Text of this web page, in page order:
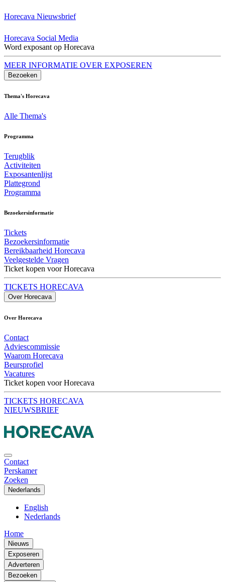
Horecava Nieuwsbrief
Horecava Social Media
Word exposant op Horecava
MEER INFORMATIE OVER EXPOSEREN
Bezoeken
Thema's Horecava
Alle Thema's
Programma
Terugblik
Activiteiten
Exposantenlijst
Plattegrond
Programma
Bezoekersinformatie
Tickets
Bezoekersinformatie
Bereikbaarheid Horecava
Veelgestelde Vragen
Ticket kopen voor Horecava
TICKETS HORECAVA
Over Horecava
Over Horecava
Contact
Adviescommissie
Waarom Horecava
Beursprofiel
Vacatures
Ticket kopen voor Horecava
TICKETS HORECAVA
NIEUWSBRIEF
Contact
Perskamer
Zoeken
Nederlands
English
Nederlands
Home
Nieuws
Exposeren
Adverteren
Bezoeken